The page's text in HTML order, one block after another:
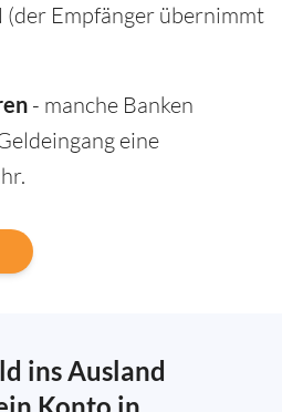
(der Empfänger übernimmt
- manche Banken
eine
ins Ausland